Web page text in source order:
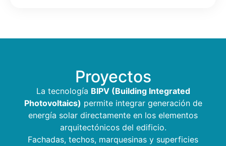
Proyectos
La tecnología BIPV (Building Integrated
Photovoltaics) permite integrar generación de
energía solar directamente en los elementos
arquitectónicos del edificio.
Fachadas, techos, marquesinas y superficies